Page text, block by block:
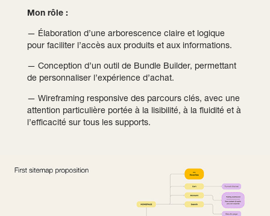
Mon rôle :
— Élaboration d’une arborescence claire et logique
pour faciliter l’accès aux produits et aux informations.
— Conception d’un outil de Bundle Builder, permettant
de personnaliser l’expérience d’achat.
— Wireframing responsive des parcours clés, avec une
attention particulière portée à la lisibilité, à la fluidité et à
l’efficacité sur tous les supports.